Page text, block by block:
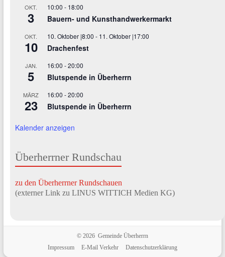
OKT.
3
10:00 - 18:00
Bauern- und Kunsthandwerkermarkt
OKT.
10
10. Oktober |8:00 - 11. Oktober |17:00
Drachenfest
JAN.
5
16:00 -20:00
Blutspende in Überherrn
MÄRZ
23
16:00 -20:00
Blutspende in Überherrn
Kalender anzeigen
Überherrner Rundschau
zu den Überherrner Rundschauen
(externer Link zu LINUS WITTICH Medien KG)
© 2026 Gemeinde Überherrn
Impressum
E-Mail Verkehr Datenschutzerklärung